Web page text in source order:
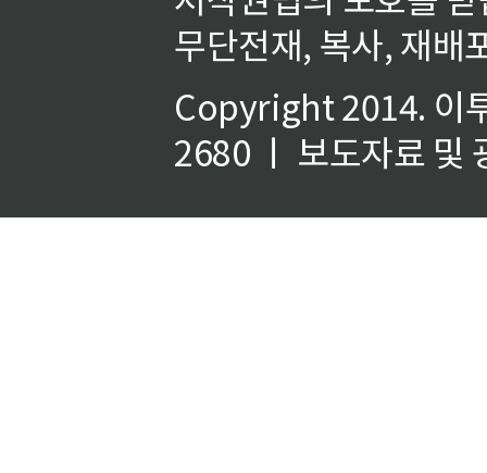
무단전재, 복사, 재배
Copyright 2014. 이
2680 ㅣ 보도자료